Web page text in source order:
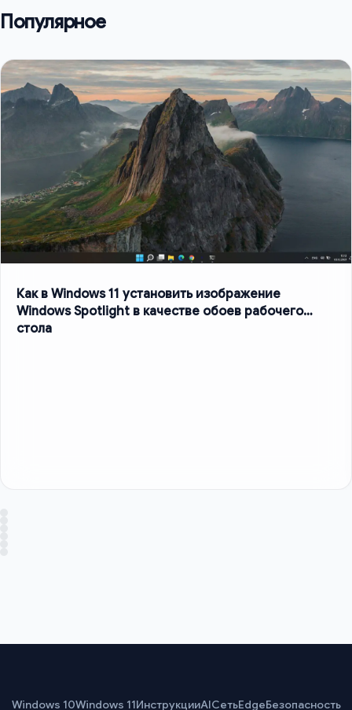
Популярное
Как в Windows 11 установить изображение
Windows Spotlight в качестве обоев рабочего
стола
Windows 10Windows 11ИнструкцииAIСетьEdgeБезопасность